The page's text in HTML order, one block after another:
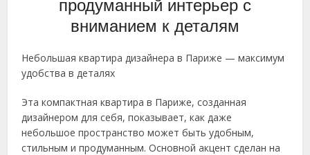
продуманный интерьер с
вниманием к деталям
Небольшая квартира дизайнера в Париже — максимум
удобства в деталях
Эта компактная квартира в Париже, созданная
дизайнером для себя, показывает, как даже
небольшое пространство может быть удобным,
стильным и продуманным. Основной акцент сделан на